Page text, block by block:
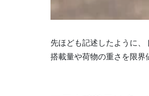
先ほども記述したように
搭載量や荷物の重さを限界